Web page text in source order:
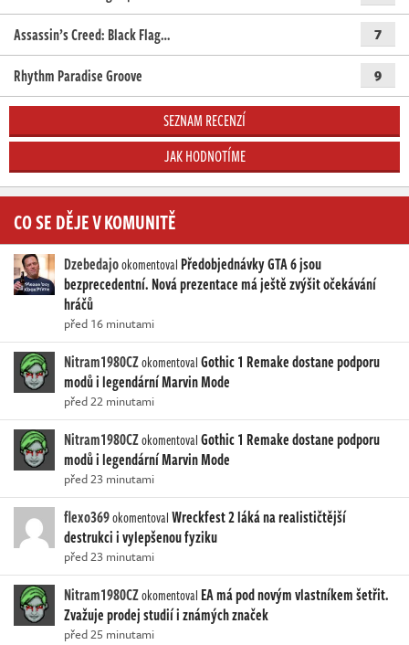
Assassin’s Creed: Black Flag… 7
Rhythm Paradise Groove 9
SEZNAM RECENZÍ
JAK HODNOTÍME
CO SE DĚJE V KOMUNITĚ
Dzebedajookomentoval Předobjednávky GTA 6 jsou
bezprecedentní. Nová prezentace má ještě zvýšit očekávání
hráčů
před 16 minutami
Nitram1980CZokomentovalGothic 1 Remake dostane podporu
modů i legendární Marvin Mode
před 22 minutami
Nitram1980CZokomentovalGothic 1 Remake dostane podporu
modů i legendární Marvin Mode
před 23 minutami
flexo369okomentovalWreckfest 2 láká na realističtější
destrukci i vylepšenou fyziku
před 23 minutami
Nitram1980CZokomentoval EA má pod novým vlastníkem šetřit.
Zvažuje prodej studií i známých značek
před 25 minutami